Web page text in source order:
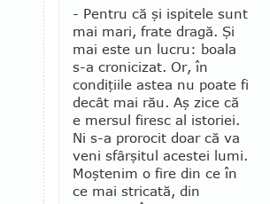
- Pentru că şi ispitele sunt
mai mari, frate dragă. Şi
mai este un lucru: boala
s-a cronicizat. Or, în
condiţiile astea nu poate fi
decât mai rău. Aş zice că
e mersul firesc al istoriei.
Ni s-a prorocit doar că va
veni sfârşitul acestei lumi.
Moştenim o fire din ce în
ce mai stricată, din